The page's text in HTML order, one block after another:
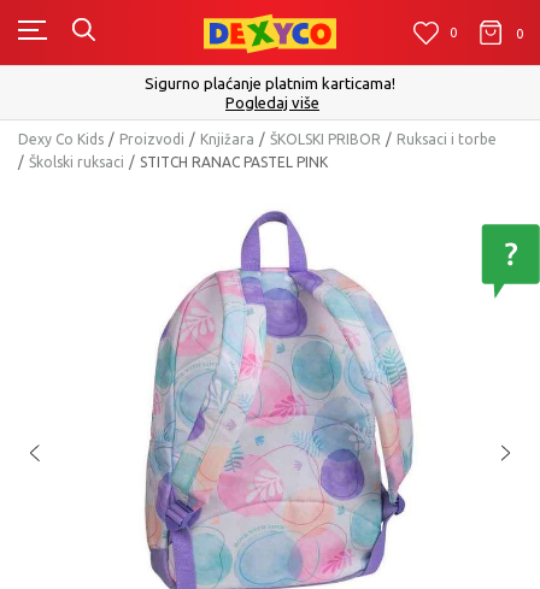
0 0
Sigurno plaćanje platnim karticama!
Pogledaj više
Dexy Co Kids Proizvodi Knjižara ŠKOLSKI PRIBOR
Ruksaci i torbe
Školski ruksaci
STITCH RANAC PASTEL PINK